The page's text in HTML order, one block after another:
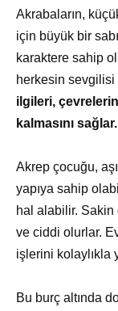
Akrabaların,
için büyük bir
karaktere sahip
herkesin sevgilisi
ilgileri,
kalmasını sağlar.
Akrep çocuğu,
yapıya sahip
hal alabilir.
ve ciddi olurlar.
işlerini kolaylıkla
Bu burç altında